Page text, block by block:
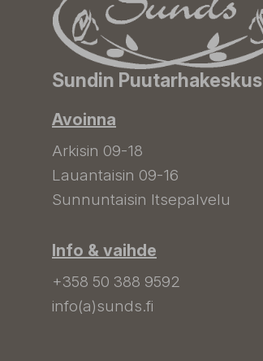
Sundin Puutarhakeskus
Avoinna
Arkisin 09-18
Lauantaisin 09-16
Sunnuntaisin Itsepalvelu
Info & vaihde
+358 50 388 9592
info(a)sunds.fi